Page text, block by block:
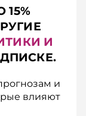
И
и
влияют